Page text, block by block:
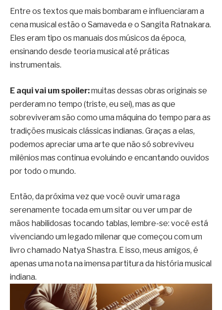
Entre os textos que mais bombaram e influenciaram a
cena musical estão o Samaveda e o Sangita Ratnakara.
Eles eram tipo os manuais dos músicos da época,
ensinando desde teoria musical até práticas
instrumentais.
E aqui vai um spoiler:muitas dessas obras originais se
perderam no tempo (triste, eu sei), mas as que
sobreviveram são como uma máquina do tempo para as
tradições musicais clássicas indianas. Graças a elas,
podemos apreciar uma arte que não só sobreviveu
milênios mas continua evoluindo e encantando ouvidos
por todo o mundo.
Então, da próxima vez que você ouvir uma raga
serenamente tocada em um sitar ou ver um par de
mãos habilidosas tocando tablas, lembre-se: você está
vivenciando um legado milenar que começou com um
livro chamado Natya Shastra. E isso, meus amigos, é
apenas uma nota na imensa partitura da história musical
indiana.